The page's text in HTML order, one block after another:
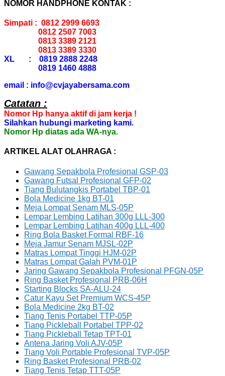
NOMOR HANDPHONE KONTAK :
Simpati : 0812 2999 6693
0812 2507 7003
0813 3389 2121
0813 3389 3330
XL : 0819 2888 2248
0819 1460 4888
email : info@cvjayabersama.com
Catatan :
Nomor Hp hanya aktif di jam kerja !
Silahkan hubungi marketing kami.
Nomor Hp diatas ada WA-nya.
ARTIKEL ALAT OLAHRAGA :
Gawang Sepakbola Profesional GSP-03
Gawang Futsal Profesional GFP-02
Tiang Bulutangkis Portabel TBP-01
Bola Medicine 1kg BT-01
Meja Lompat Senam MLS-05P
Lempar Lembing Latihan 300g LLL-300
Lempar Lembing Latihan 400g LLL-400
Ring Bola Basket Formal RBF-16
Meja Jamur Senam MJSL-02P
Matras Lompat Tinggi HJM-02P
Matras Lompat Galah PVM-01P
Jaring Gawang Sepakbola Profesional PFGN-05P
Ring Basket Profesional PRB-06H
Starting Blocks SA-ALU-24
Catur Kayu Set Premium WCS-45P
Bola Medicine 2kg BT-02
Tiang Tenis Portabel TTP-05P
Tiang Pickleball Portabel TPP-02
Tiang Pickleball Tetap TPT-01
Antena Jaring Voli AJV-05P
Tiang Voli Portable Profesional TVP-05P
Ring Basket Profesional PRB-02
Tiang Tenis Tetap TTT-05P